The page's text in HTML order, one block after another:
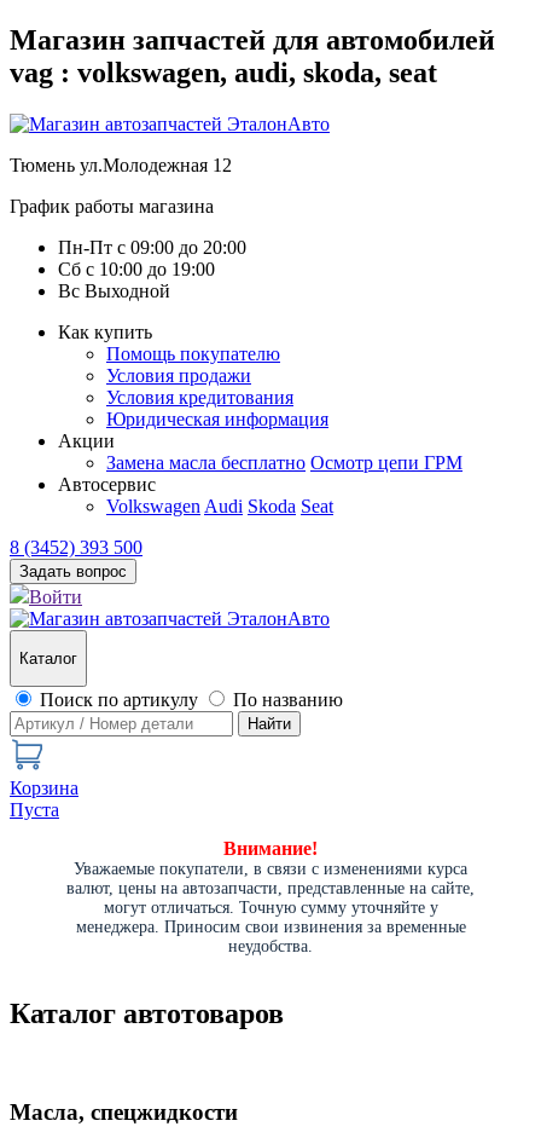
Магазин запчастей для автомобилей
vag : volkswagen, audi, skoda, seat
Тюмень ул.Молодежная 12
График работы магазина
Пн-Пт с 09:00 до 20:00
Сб с 10:00 до 19:00
Вс Выходной
Как купить
Помощь покупателю
Условия продажи
Условия кредитования
Юридическая информация
Акции
Замена масла бесплатно Осмотр цепи ГРМ
Автосервис
Volkswagen Audi Skoda Seat
8 (3452) 393 500
Задать вопрос
Войти
Каталог
Поиск по артикулу По названию
Найти
Корзина
Пуста
Внимание!
Уважаемые покупатели, в связи с изменениями курса
валют, цены на автозапчасти, представленные на сайте,
могут отличаться. Точную сумму уточняйте у
менеджера. Приносим свои извинения за временные
неудобства.
Каталог автотоваров
Масла, спецжидкости